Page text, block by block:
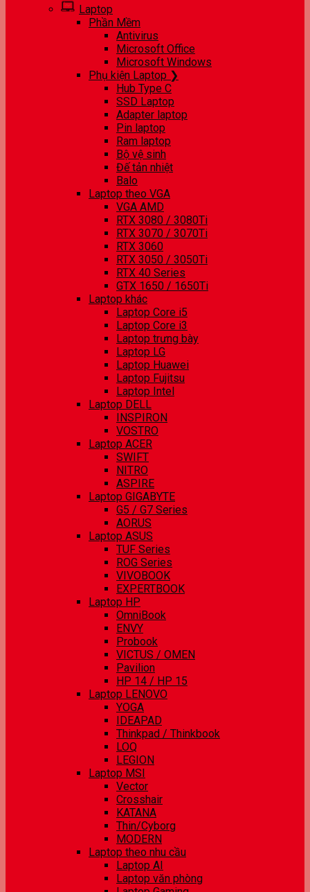
Laptop
Phần Mềm
Antivirus
Microsoft Office
Microsoft Windows
Phụ kiện Laptop ❯
Hub Type C
SSD Laptop
Adapter laptop
Pin laptop
Ram laptop
Bộ vệ sinh
Đế tản nhiệt
Balo
Laptop theo VGA
VGA AMD
RTX 3080 / 3080Ti
RTX 3070 / 3070Ti
RTX 3060
RTX 3050 / 3050Ti
RTX 40 Series
GTX 1650 / 1650Ti
Laptop khác
Laptop Core i5
Laptop Core i3
Laptop trưng bày
Laptop LG
Laptop Huawei
Laptop Fujitsu
Laptop Intel
Laptop DELL
INSPIRON
VOSTRO
Laptop ACER
SWIFT
NITRO
ASPIRE
Laptop GIGABYTE
G5 / G7 Series
AORUS
Laptop ASUS
TUF Series
ROG Series
VIVOBOOK
EXPERTBOOK
Laptop HP
OmniBook
ENVY
Probook
VICTUS / OMEN
Pavilion
HP 14 / HP 15
Laptop LENOVO
YOGA
IDEAPAD
Thinkpad / Thinkbook
LOQ
LEGION
Laptop MSI
Vector
Crosshair
KATANA
Thin/Cyborg
MODERN
Laptop theo nhu cầu
Laptop AI
Laptop văn phòng